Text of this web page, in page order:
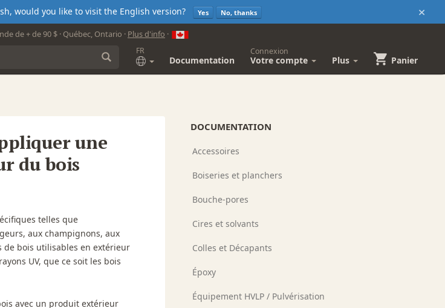
×
would you like to visit the English version? Yes No, thanks
de + de 90 $ · Québec, Ontario · Plus d'info ·
FR
Documentation
Connexion
Votre compte Plus Panier
une
du bois
telles que
aux champignons, aux
de bois utilisables en extérieur
UV, que ce soit les bois
avec un produit extérieur
DOCUMENTATION
Accessoires
Boiseries et planchers
Bouche-pores
Cires et solvants
Colles et Décapants
Époxy
Équipement HVLP / Pulvérisation